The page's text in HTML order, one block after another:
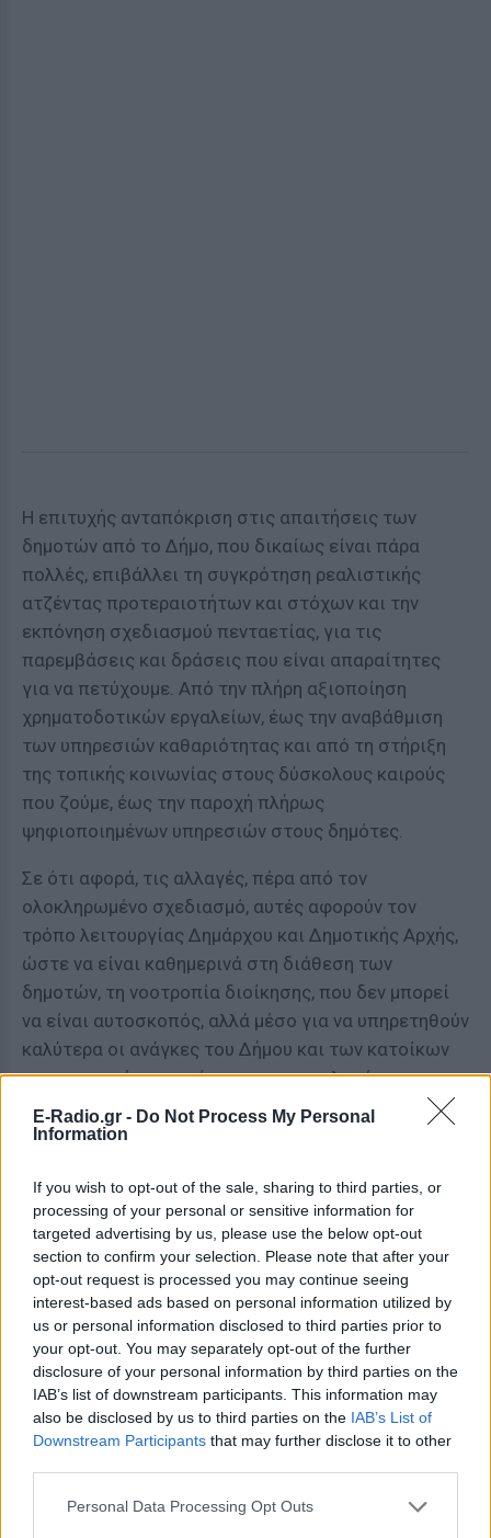
E-Radio.gr - Do Not Process My Personal
Information
If you wish to opt-out of the sale, sharing to third parties, or
processing of your personal or sensitive information for
targeted advertising by us, please use the below opt-out
section to confirm your selection. Please note that after your
opt-out request is processed you may continue seeing
interest-based ads based on personal information utilized by
us or personal information disclosed to third parties prior to
your opt-out. You may separately opt-out of the further
disclosure of your personal information by third parties on the
IAB’s list of downstream participants. This information may
also be disclosed by us to third parties on the IAB’s List of
Downstream Participants that may further disclose it to other
Personal Data Processing Opt Outs
Η επιτυχής ανταπόκριση στις απαιτήσεις των
δημοτών από το Δήμο, που δικαίως είναι πάρα
πολλές, επιβάλλει τη συγκρότηση ρεαλιστικής
ατζέντας προτεραιοτήτων και στόχων και την
εκπόνηση σχεδιασμού πενταετίας, για τις
παρεμβάσεις και δράσεις που είναι απαραίτητες
για να πετύχουμε. Από την πλήρη αξιοποίηση
χρηματοδοτικών εργαλείων, έως την αναβάθμιση
των υπηρεσιών καθαριότητας και από τη στήριξη
της τοπικής κοινωνίας στους δύσκολους καιρούς
που ζούμε, έως την παροχή πλήρως
ψηφιοποιημένων υπηρεσιών στους δημότες.
Σε ότι αφορά, τις αλλαγές, πέρα από τον
ολοκληρωμένο σχεδιασμό, αυτές αφορούν τον
τρόπο λειτουργίας Δημάρχου και Δημοτικής Αρχής,
ώστε να είναι καθημερινά στη διάθεση των
δημοτών, τη νοοτροπία διοίκησης, που δεν μπορεί
να είναι αυτοσκοπός, αλλά μέσο για να υπηρετηθούν
καλύτερα οι ανάγκες του Δήμου και των κατοίκων
και προφανώς τα πρόσωπα που στελεχώνουν την
προσπάθεια μας.
δημοσιότητα την Ιδρυτική Διακήρυξη του
συνδυασμού μας, όπου θα παρουσιάσουμε τις
βασικές μας προτάσεις για το Δήμο μας και θα
έχουμε την ευκαιρία να πούμε πολύ περισσότερα
για το περιεχόμενο της αλλαγής που επιδιώκουμε.
Η ομάδα που θα σας πλαισιώσει; Ποιοι είναι οι
συνεργάτες σας;
Θα κάνετε λίγο υπομονή, μέχρι την παρουσίαση της
Διακήρυξης του συνδυασμού μας, την οποία θα
διαπιστώσετε ότι υπογράφουν άνθρωποι με
σημαντική προσφορά στην κοινωνική, οικονομική,